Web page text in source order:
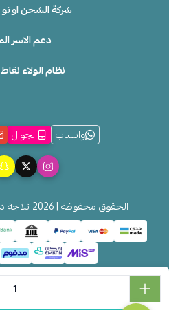
شركة الشحن
دعم الاسر
نظام الولاء
واتساب الجوال
الحقوق محفوظة | 2026 ثلاجة